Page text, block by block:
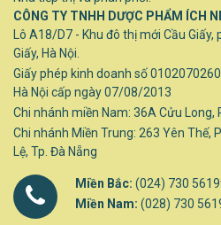
CÔNG TY TNHH DƯỢC PHẨM ÍCH
Lô A18/D7 - Khu đô thị mới Cầu
Giấy, Hà Nội.
Giấy phép kinh doanh số
Hà Nội cấp ngày 07/08/2013
Chi nhánh miền Nam: 36A Cửu Long,
Chi nhánh Miền Trung: 263 Yên Thế,
Lệ, Tp. Đà Nẵng
Miền Bắc: (024) 730
Miền Nam: (028) 730